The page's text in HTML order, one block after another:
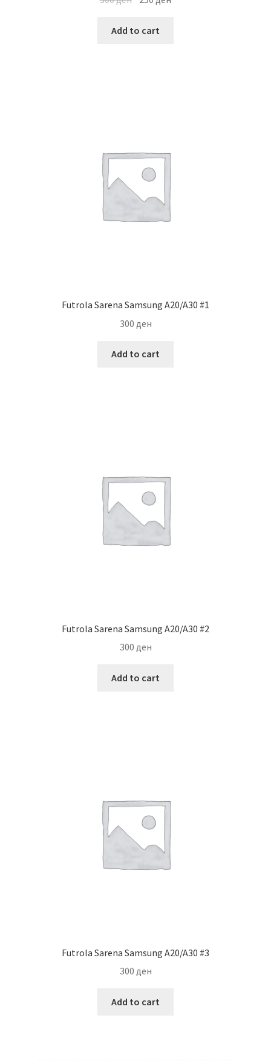
Add to cart
Futrola Sarena Samsung A20/A30 #1
300 ден
Add to cart
Futrola Sarena Samsung A20/A30 #2
300 ден
Add to cart
Futrola Sarena Samsung A20/A30 #3
300 ден
Add to cart